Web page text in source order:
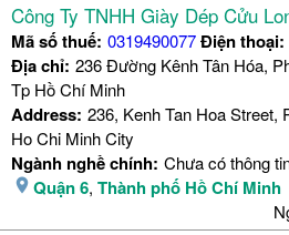
Công Ty TNHH Giày Dép Cửu
Mã số thuế: 0319490077Điện thoại:
Địa chỉ: 236 Đường Kênh Tân Hóa,
Tp Hồ Chí Minh
Address: 236, Kenh Tan Hoa Street,
Ho Chi Minh City
Ngành nghề chính: Chưa có thông
Quận 6, Thành phố Hồ Chí Minh